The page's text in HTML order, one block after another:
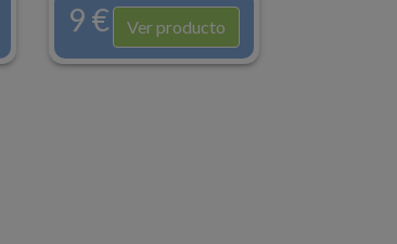
9 € Ver producto